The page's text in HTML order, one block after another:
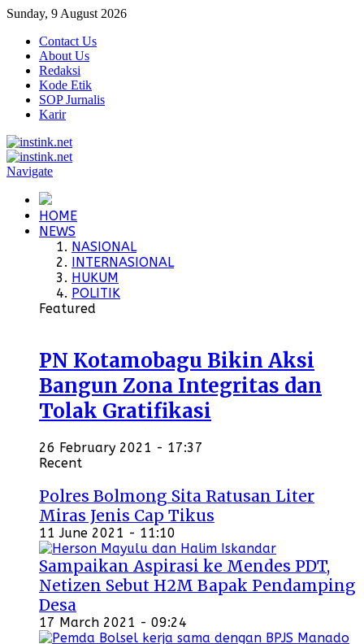
Sunday, 9 August 2026
Contact Us
About Us
Redaksi
Kode Etik
SOP Jurnalis
Karir
Navigate
HOME
NEWS
NASIONAL
INTERNASIONAL
HUKUM
POLITIK
Featured
PN Kotamobagu Bikin Aksi
Bangun Zona Integritas dan
Tolak Gratifikasi
26 February 2021 - 17:37
Recent
Polres Bolmong Sita Ratusan Liter
Miras Jenis Cap Tikus
11 June 2021 - 11:10
Sampaikan Aspirasi ke Mendes PDT,
Netizen Sebut H2M Bapak Pendamping
Desa
17 March 2021 - 09:24